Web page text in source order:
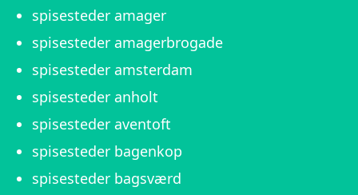
spisesteder amager
spisesteder amagerbrogade
spisesteder amsterdam
spisesteder anholt
spisesteder aventoft
spisesteder bagenkop
spisesteder bagsværd